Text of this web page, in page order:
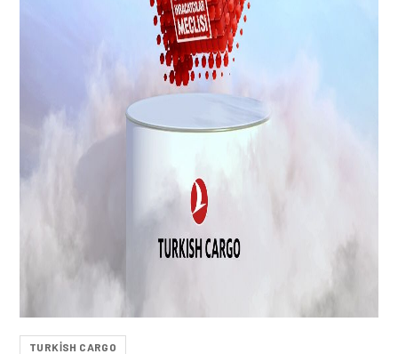
TURKISH CARGO